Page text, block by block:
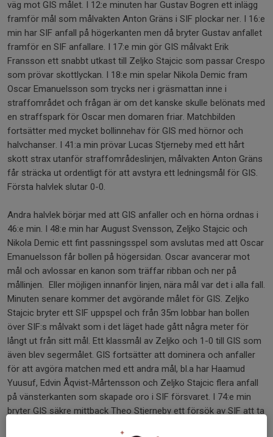
väg mot GIS målet. I 12:e minuten har Gustav Bogren ett inlägg
framför mål som målvakten Anton Gräns i SIF plockar ner. I 16:e
min har SIF anfall på högerkanten men då bryter Gustav anfallet
framför en SIF anfallare. I 17:e min gör GIS målvakt Erik
Fransson ett snabbt utkast till Zeljko Stajcic som passar Crespo
som prövar skottlyckan. I 18:e min spelar Nikola Demic fram
Oscar Emanuelsson som trycks ner i gräsmattan inne i
straffområdet och frågan är om det kanske skulle belönats med
en straffspark för Oscar men domaren friar. Matchbilden
fortsätter med mycket bollinnehav för GIS med hörnor och
halvchanser. I 41:a min prövar Lucas Stjerneby med ett hårt
skott strax utanför straffområdeslinjen, målvakten Anton Gräns
får sträcka ut ordentligt för att avstyra ett ledningsmål för GIS.
Första halvlek slutar 0-0.
Andra halvlek börjar med att GIS anfaller och en hörna ordnas i
46:e min. I 48:e min har August Svensson, Zeljko Stajcic och
Nikola Demic ett fint passningsspel som avslutas med att Oscar
Emanuelsson får bollen på högersidan. Oscar avancerar mot
mål och avlossar en kanon som träffar ribban och ner på
mållinjen. Eller möjligen innanför linjen, nära mål var det i alla fall.
Minuten senare kommer det avgörande målet för GIS. Zeljko
Stajcic bryter ett SIF uppspel och från 35m lobbar han bollen
över SIF:s målvakt som i det läget hade gått några meter för
långt ut från sitt mål. Ett klassmål av Zeljko och 1-0 till GIS som
även blev segermålet. GIS fortsätter att dominera och anfaller
för att avgöra matchen med ett andra mål, bl.a har Haamud
Yuusuf, Edvin Åqvist-Mårtensson och Zeljko Stajcic flera anfall
på vänsterkanten som skapade oro i SIF försvaret. I 74:e min
bryter GIS säkre mittback Theo Stjerneby ett försök av SIF att ta